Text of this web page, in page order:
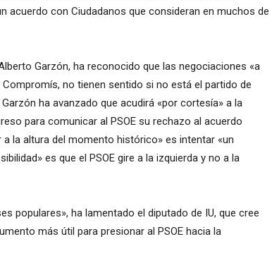
acuerdo con Ciudadanos que consideran en muchos de
Garzón, ha reconocido que las negociaciones «a
no tienen sentido si no está el partido de
ha avanzado que acudirá «por cortesía» a la
para comunicar al PSOE su rechazo al acuerdo
la altura del momento histórico» es intentar «un
es que el PSOE gire a la izquierda y no a la
populares», ha lamentado el diputado de IU, que cree
más útil para presionar al PSOE hacia la